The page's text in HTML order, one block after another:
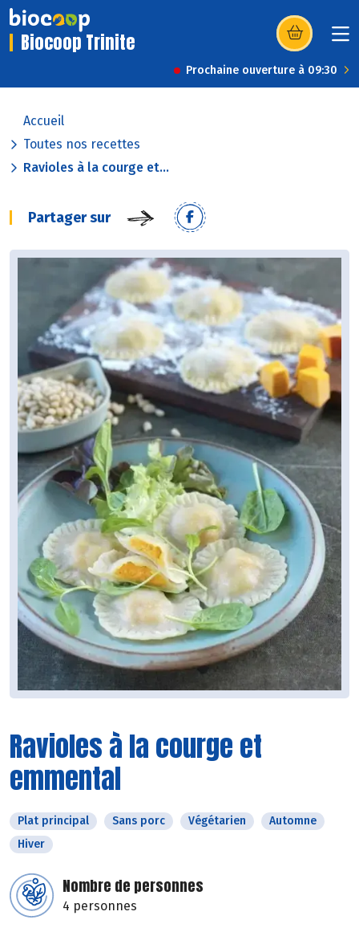
Biocoop Trinite (s’ouvre dans
Prochaine ouverture à 09:30
Accueil
Toutes nos recettes
Ravioles à la courge et...
Partager sur
Ravioles à la courge et
emmental
Plat principal Sans porc Végétarien
Automne
Hiver
Nombre de personnes
4 personnes